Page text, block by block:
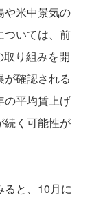
や米中景気の
ついては、前
り組みを開
確認される
の平均賃上げ
続く可能性が
ると、10月に